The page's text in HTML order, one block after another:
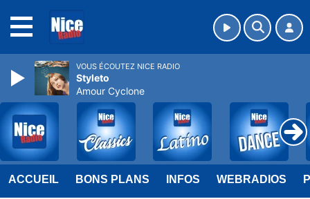
ACCUEIL BONS PLANS INFOS WEBRADIOS
VOUS ÉCOUTEZ NICE RADIO
Styleto
Amour Cyclone